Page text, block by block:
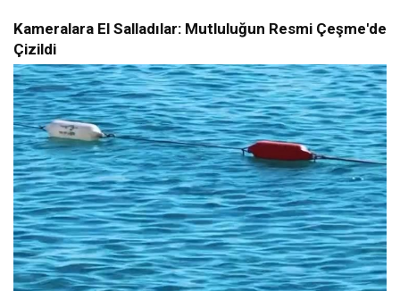
Kameralara El Salladılar: Mutluluğun Resmi Çeşme'de
Çizildi